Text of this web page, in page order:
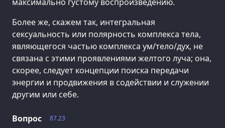
Более же, скажем так, интегральная
сексуальность или полярность комплекса тела,
являющегося частью комплекса ум/тело/дух, не
связана с этими проявлениями желтого луча; она,
скорее, следует концепции поиска передачи
энергии и продвижения в содействии и служении
другим или себе.
87.23
Вопрос